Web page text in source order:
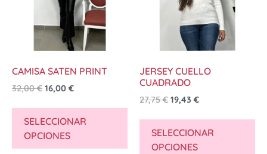
CAMISA SATEN PRINT
32,00€ 16,00 €
SELECCIONAR
OPCIONES
JERSEY CUELLO
CUADRADO
27,75€ 19,43 €
SELECCIONAR
OPCIONES